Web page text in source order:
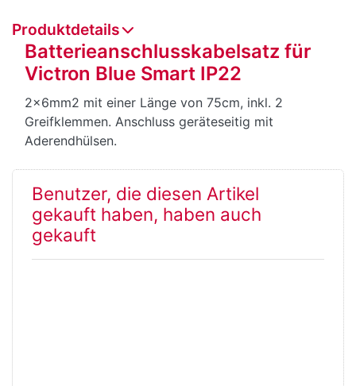
Produktdetails
Batterieanschlusskabelsatz für
Victron Blue Smart IP22
2x6mm2 mit einer Länge von 75cm, inkl. 2
Greifklemmen. Anschluss geräteseitig mit
Aderendhülsen.
Benutzer, die diesen Artikel
gekauft haben, haben auch
gekauft